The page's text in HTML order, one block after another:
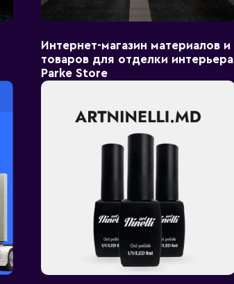
Интернет-магазин материалов и
товаров для отделки интерьера
Parke Store